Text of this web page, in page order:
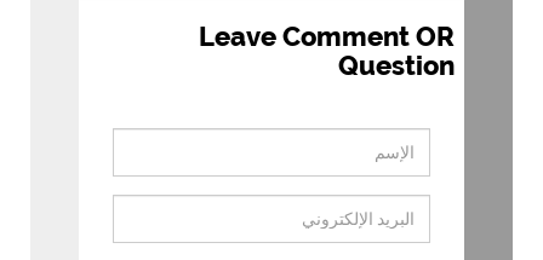
Leave Comment OR
Question